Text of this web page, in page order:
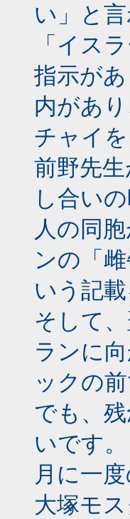
い」と
「イス
指示が
内があ
チャイ
前野先
し合い
人の同
ンの「
いう記
そして
ランに
ックの
でも、
いです。
月に一
大塚モ